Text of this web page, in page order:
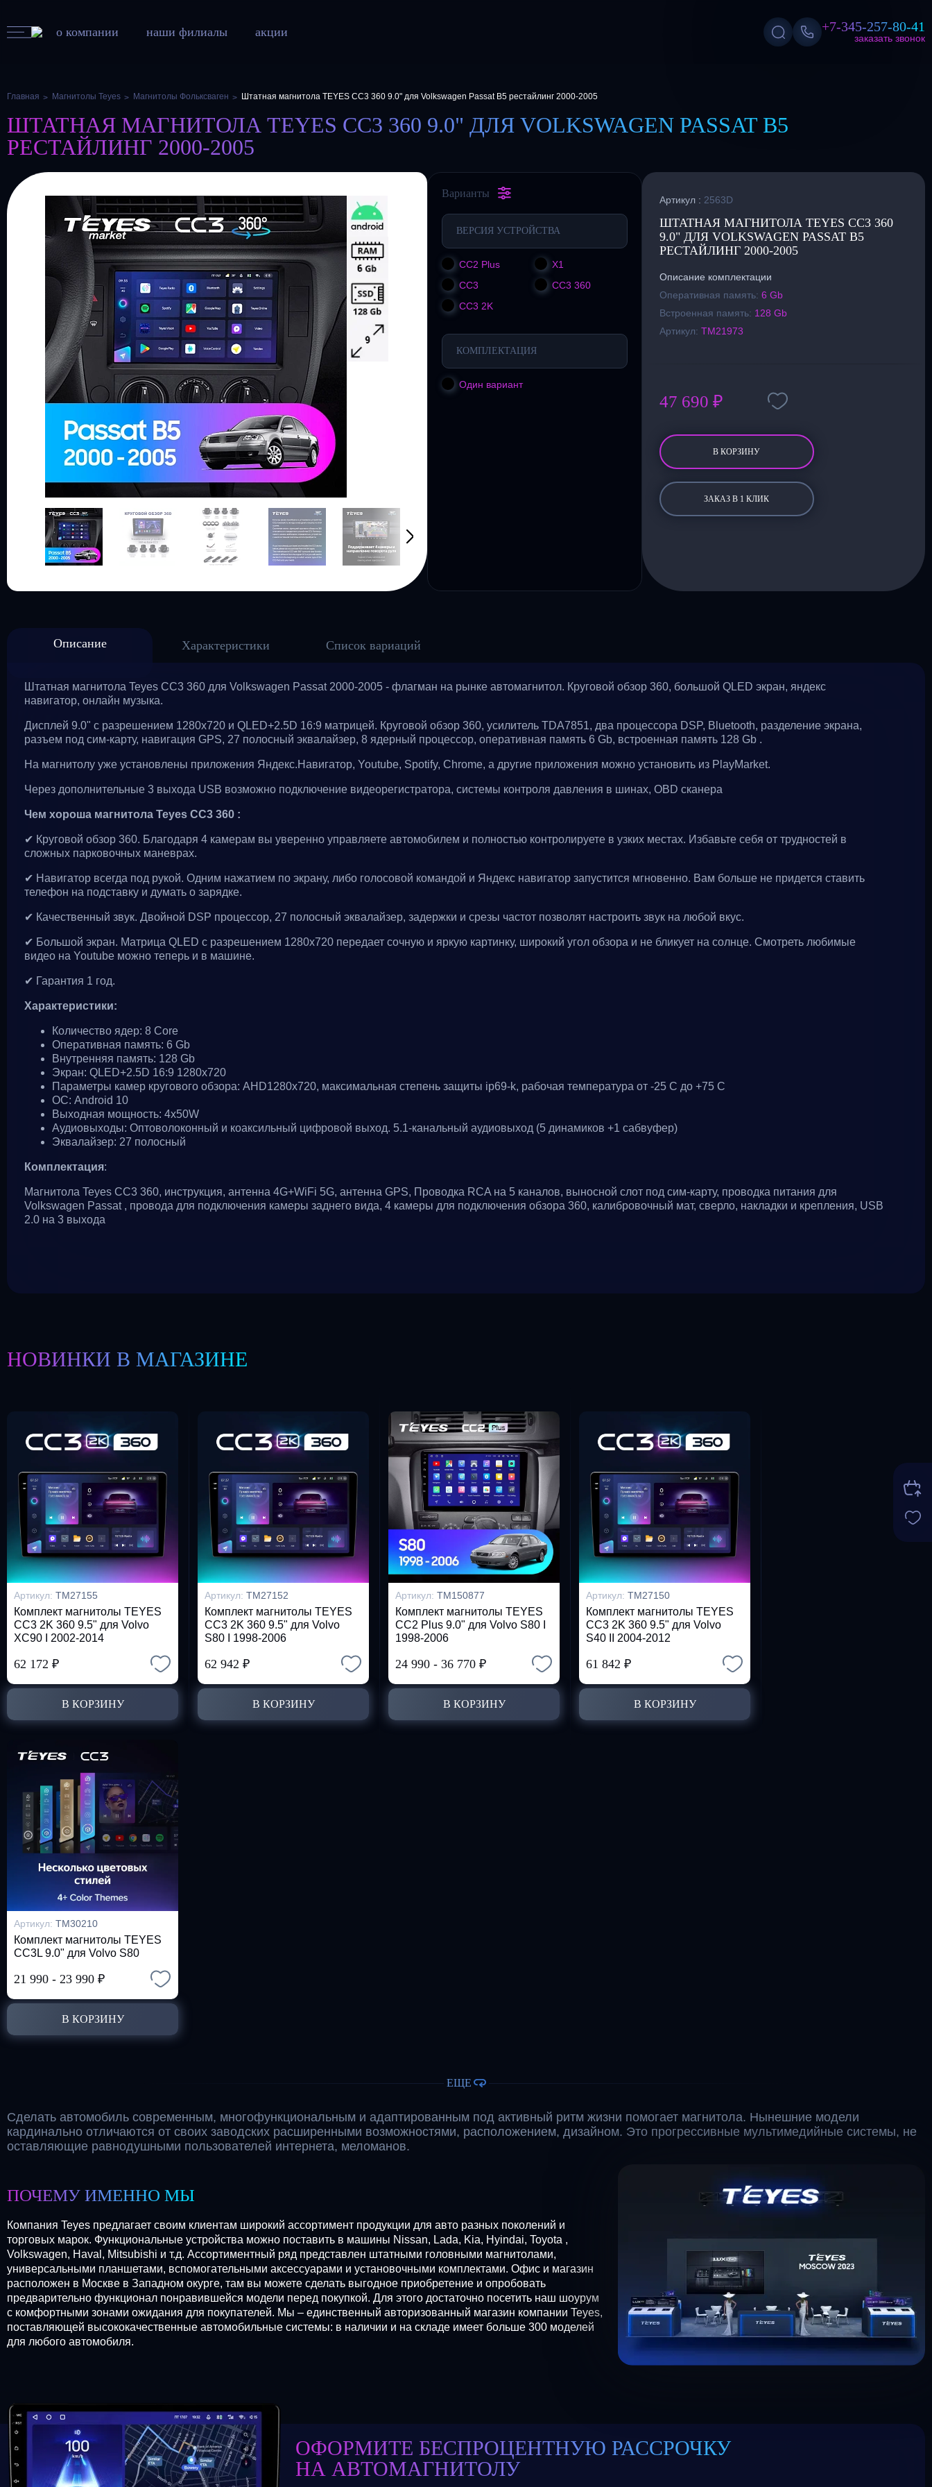
о компании наши филиалы акции +7-345-257-80-41
заказать звонок
Главная Магнитолы Teyes Магнитолы Фольксваген Штатная магнитола TEYES CC3 360 9.0" для Volkswagen Passat B5 рестайлинг 2000-2005
ШТАТНАЯ МАГНИТОЛА TEYES CC3 360 9.0" ДЛЯ VOLKSWAGEN PASSAT B5
РЕСТАЙЛИНГ 2000-2005
Варианты
ВЕРСИЯ УСТРОЙСТВА
CC2 Plus
X1
CC3
CC3 360
CC3 2K
КОМПЛЕКТАЦИЯ
Один вариант
Артикул : 2563D
ШТАТНАЯ МАГНИТОЛА TEYES CC3 360
9.0" ДЛЯ VOLKSWAGEN PASSAT B5
РЕСТАЙЛИНГ 2000-2005
Описание комплектации
Оперативная память: 6 Gb
Встроенная память: 128 Gb
Артикул: TM21973
47 690 ₽
В КОРЗИНУ
ЗАКАЗ В 1 КЛИК
Описание Характеристики Список вариаций
Штатная магнитола Teyes CC3 360 для Volkswagen Passat 2000-2005 - флагман на рынке автомагнитол. Круговой обзор 360, большой QLED экран, яндекс
навигатор, онлайн музыка.
Дисплей 9.0" с разрешением 1280x720 и QLED+2.5D 16:9 матрицей. Круговой обзор 360, усилитель TDA7851, два процессора DSP, Bluetooth, разделение экрана,
разъем под сим-карту, навигация GPS, 27 полосный эквалайзер, 8 ядерный процессор, оперативная память 6 Gb, встроенная память 128 Gb .
На магнитолу уже установлены приложения Яндекс.Навигатор, Youtube, Spotify, Chrome, а другие приложения можно установить из PlayMarket.
Через дополнительные 3 выхода USB возможно подключение видеорегистратора, системы контроля давления в шинах, OBD сканера
Чем хороша магнитола Teyes CC3 360 :
✔ Круговой обзор 360. Благодаря 4 камерам вы уверенно управляете автомобилем и полностью контролируете в узких местах. Избавьте себя от трудностей в
сложных парковочных маневрах.
✔ Навигатор всегда под рукой. Одним нажатием по экрану, либо голосовой командой и Яндекс навигатор запустится мгновенно. Вам больше не придется ставить
телефон на подставку и думать о зарядке.
✔ Качественный звук. Двойной DSP процессор, 27 полосный эквалайзер, задержки и срезы частот позволят настроить звук на любой вкус.
✔ Большой экран. Матрица QLED с разрешением 1280x720 передает сочную и яркую картинку, широкий угол обзора и не бликует на солнце. Смотреть любимые
видео на Youtube можно теперь и в машине.
✔ Гарантия 1 год.
Характеристики:
Количество ядер: 8 Core
Оперативная память: 6 Gb
Внутренняя память: 128 Gb
Экран: QLED+2.5D 16:9 1280x720
Параметры камер кругового обзора: AHD1280x720, максимальная степень защиты ip69-k, рабочая температура от -25 С до +75 С
ОС: Android 10
Выходная мощность: 4x50W
Аудиовыходы: Оптоволоконный и коаксильный цифровой выход. 5.1-канальный аудиовыход (5 динамиков +1 сабвуфер)
Эквалайзер: 27 полосный
Комплектация:
Магнитола Teyes CC3 360, инструкция, антенна 4G+WiFi 5G, антенна GPS, Проводка RCA на 5 каналов, выносной слот под сим-карту, проводка питания для
Volkswagen Passat , провода для подключения камеры заднего вида, 4 камеры для подключения обзора 360, калибровочный мат, сверло, накладки и крепления, USB
2.0 на 3 выхода
НОВИНКИ В МАГАЗИНЕ
Артикул: TM27155
Комплект магнитолы TEYES
CC3 2K 360 9.5" для Volvo
XC90 I 2002-2014
62 172 ₽
В КОРЗИНУ
Артикул: TM27152
Комплект магнитолы TEYES
CC3 2K 360 9.5" для Volvo
S80 I 1998-2006
62 942 ₽
В КОРЗИНУ
Артикул: TM150877
Комплект магнитолы TEYES
CC2 Plus 9.0" для Volvo S80 I
1998-2006
24 990 - 36 770 ₽
В КОРЗИНУ
Артикул: TM27150
Комплект магнитолы TEYES
CC3 2K 360 9.5" для Volvo
S40 II 2004-2012
61 842 ₽
В КОРЗИНУ
Артикул: TM30210
Комплект магнитолы TEYES
CC3L 9.0" для Volvo S80
21 990 - 23 990 ₽
В КОРЗИНУ
ЕЩЕ
Сделать автомобиль современным, многофункциональным и адаптированным под активный ритм жизни помогает магнитола. Нынешние модели
кардинально отличаются от своих заводских расширенными возможностями, расположением, дизайном. Это прогрессивные мультимедийные системы, не
оставляющие равнодушными пользователей интернета, меломанов.
ПОЧЕМУ ИМЕННО МЫ
Компания Teyes предлагает своим клиентам широкий ассортимент продукции для авто разных поколений и
торговых марок. Функциональные устройства можно поставить в машины Nissan, Lada, Kia, Hyindai, Toyota ,
Volkswagen, Haval, Mitsubishi и т.д. Ассортиментный ряд представлен штатными головными магнитолами,
универсальными планшетами, вспомогательными аксессуарами и установочными комплектами. Офис и магазин
расположен в Москве в Западном окурге, там вы можете сделать выгодное приобретение и опробовать
предварительно функционал понравившейся модели перед покупкой. Для этого достаточно посетить наш шоурум
с комфортными зонами ожидания для покупателей. Мы – единственный авторизованный магазин компании Teyes,
поставляющей высококачественные автомобильные системы: в наличии и на складе имеет больше 300 моделей
для любого автомобиля.
ОФОРМИТЕ БЕСПРОЦЕНТНУЮ РАССРОЧКУ
НА АВТОМАГНИТОЛУ